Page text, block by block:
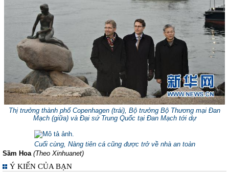
Thị trưởng thành phố Copenhagen (trái), Bộ trưởng Bộ Thương mại Đan
Mạch (giữa) và Đại sứ Trung Quốc tại Đan Mạch tới dự
Cuối cùng, Nàng tiên cá cũng được trở về nhà an toàn
Sầm Hoa (Theo Xinhuanet)
Ý KIẾN CỦA BẠN